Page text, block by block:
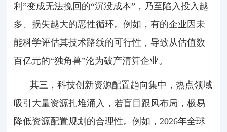
利”变成无法挽回的“沉没成本”，乃至陷入投入越
多、损失越大的恶性循环。例如，有的企业因未
能科学评估其技术路线的可行性，导致从估值数
百亿元的“独角兽”沦为破产清算企业。
其三，科技创新资源配置趋向集中，热点领域
吸引大量资源扎堆涌入，若盲目跟风布局，极易
降低资源配置规划的合理性。例如，2026年全球